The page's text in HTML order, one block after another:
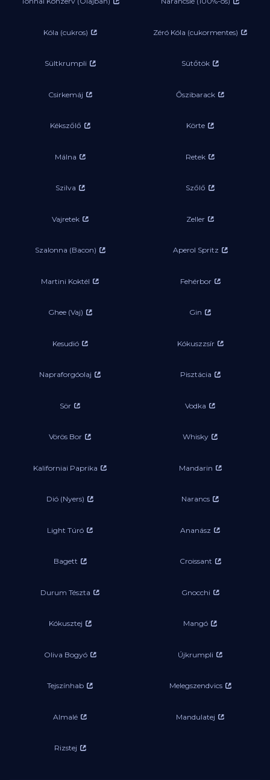
Kóla (cukros) Zéró Kóla (cukormentes)
Sültkrumpli Sütőtök
Csirkemáj Őszibarack
Kékszőlő Körte
Málna Retek
Szilva Szőlő
Vajretek Zeller
Szalonna (Bacon) Aperol Spritz
Martini Koktél Fehérbor
Ghee (Vaj) Gin
Kesudió Kókuszzsír
Napraforgóolaj Pisztácia
Sör Vodka
Vörös Bor Whisky
Kaliforniai Paprika Mandarin
Dió (Nyers) Narancs
Light Túró Ananász
Bagett Croissant
Durum Tészta Gnocchi
Kókusztej Mangó
Oliva Bogyó Újkrumpli
Tejszínhab Melegszendvics
Almalé Mandulatej
Rizstej